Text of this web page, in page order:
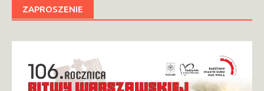
ZAPROSZENIE